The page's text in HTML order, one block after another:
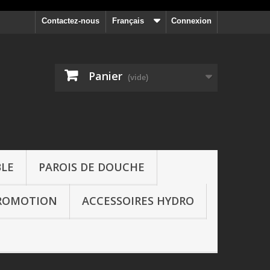
Connexion
Français
Contactez-nous
Panier (vide)
PAROIS DE DOUCHE
ACCESSOIRES HYDRO